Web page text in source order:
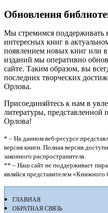
Обновления
Мы стремимся поддерживать
интересных книг в
появлением новых книг или
изданий мы оперативно
сайте. Таким образом, вы
последних творческих
Орлова.
Присоединяйтесь к нам в
литературы, представленной
Орлова!
* – На данном веб-ресурсе
версия книги. Полная версия
законного распространителя.
** – Наш сайт не поддерживает
являйся представителем «Книжного
ГЛАВНАЯ
ОБРАТНАЯ СВЯЗЬ